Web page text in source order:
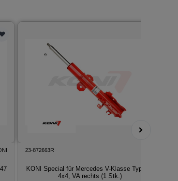
23-872663R
KONI Special für Mercedes V-Klasse Typ 447
4x4, VA rechts (1 Stk.)